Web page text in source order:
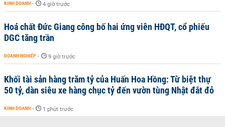
KINH DOANH - 4 giờ trước
Hoá chất Đức Giang công bố hai ứng viên HĐQT, cổ phiếu
DGC tăng trần
DOANH NGHIỆP - 9 giờ trước
Khối tài sản hàng trăm tỷ của Huấn Hoa Hồng: Từ biệt thự
50 tỷ, dàn siêu xe hàng chục tỷ đến vườn tùng Nhật đắt đỏ
KINH DOANH - 1 phút trước